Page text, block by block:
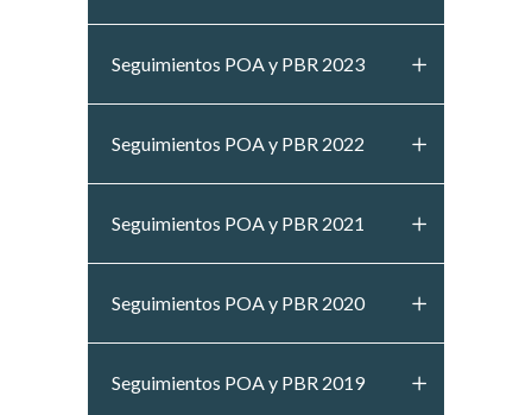
Seguimientos POA y PBR 2023
Seguimientos POA y PBR 2022
Seguimientos POA y PBR 2021
Seguimientos POA y PBR 2020
Seguimientos POA y PBR 2019